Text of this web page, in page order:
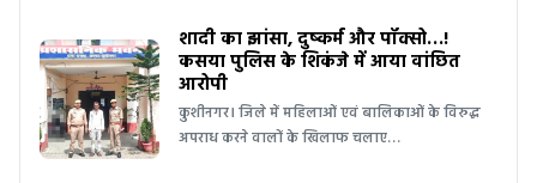
शादी का झांसा, दुष्कर्म और पॉक्सो…!
कसया पुलिस के शिकंजे में आया वांछित
आरोपी
कुशीनगर। जिले में महिलाओं एवं बालिकाओं के विरुद्ध
अपराध करने वालों के खिलाफ चलाए…